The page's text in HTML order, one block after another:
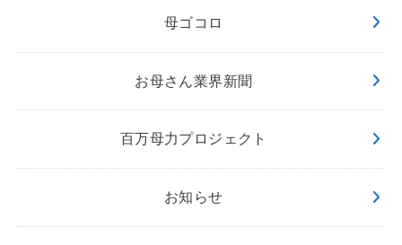
母ゴコロ
お母さん業界新聞
百万母力プロジェクト
お知らせ